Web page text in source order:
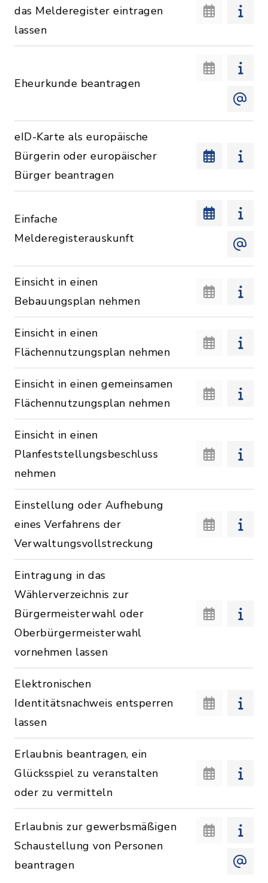
das Melderegister eintragen
lassen
Eheurkunde beantragen
eID-Karte als europäische
Bürgerin oder europäischer
Bürger beantragen
Einfache
Melderegisterauskunft
Einsicht in einen
Bebauungsplan nehmen
Einsicht in einen
Flächennutzungsplan nehmen
Einsicht in einen gemeinsamen
Flächennutzungsplan nehmen
Einsicht in einen
Planfeststellungsbeschluss
nehmen
Einstellung oder Aufhebung
eines Verfahrens der
Verwaltungsvollstreckung
Eintragung in das
Wählerverzeichnis zur
Bürgermeisterwahl oder
Oberbürgermeisterwahl
vornehmen lassen
Elektronischen
Identitätsnachweis entsperren
lassen
Erlaubnis beantragen, ein
Glücksspiel zu veranstalten
oder zu vermitteln
Erlaubnis zur gewerbsmäßigen
Schaustellung von Personen
beantragen